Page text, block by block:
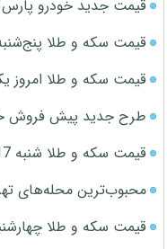
قیمت جدید خودرو پارس نوآ
قیمت سکه و طلا پنج‌شنبه 15 مرداد
قیمت سکه و طلا امروز یکشنبه
طرح جدید پیش فروش
قیمت سکه و طلا شنبه 17 مرداد 1405
محبوب‌ترین محله‌های
قیمت سکه و طلا چهارشنبه 14 مرداد